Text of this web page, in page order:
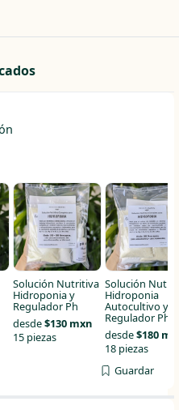
Solución Nutritiva
Hidroponia y
Regulador Ph
desde$130 mxn
15 piezas
Solución
Hidroponia
Autocultivo y
Regulador Ph
desde$180
18 piezas
Guardar